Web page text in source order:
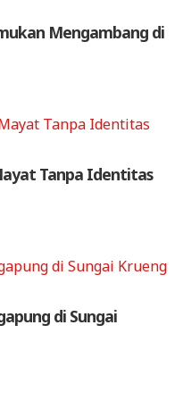
Mengambang di
Tanpa Identitas
di Sungai